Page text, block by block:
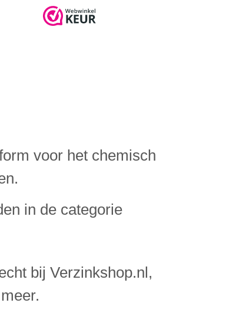
voor het chemisch
in de categorie
bij Verzinkshop.nl,